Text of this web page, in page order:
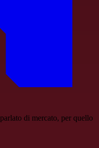
di mercato, per quello